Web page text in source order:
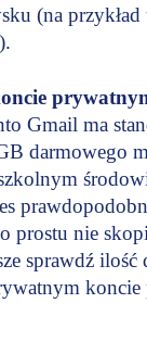
(na przykład
Gmail ma
darmowego
prostu nie
sprawdź ilość
koncie